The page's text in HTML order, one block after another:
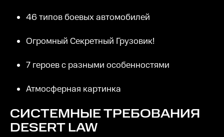
46 типов боевых автомобилей
Огромный Секретный Грузовик!
7 героев с разными особенностями
Атмосферная картинка
СИСТЕМНЫЕ ТРЕБОВАНИЯ
DESERT LAW